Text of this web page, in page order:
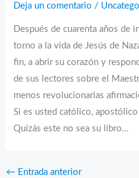
Deja un comentario /
Después de cuarenta años de
torno a la vida de Jesús de
fin, a abrir su corazón y
de sus lectores sobre el
menos revolucionarias
Si es usted católico,
Quizás este no sea su libro…
← Entrada anterior